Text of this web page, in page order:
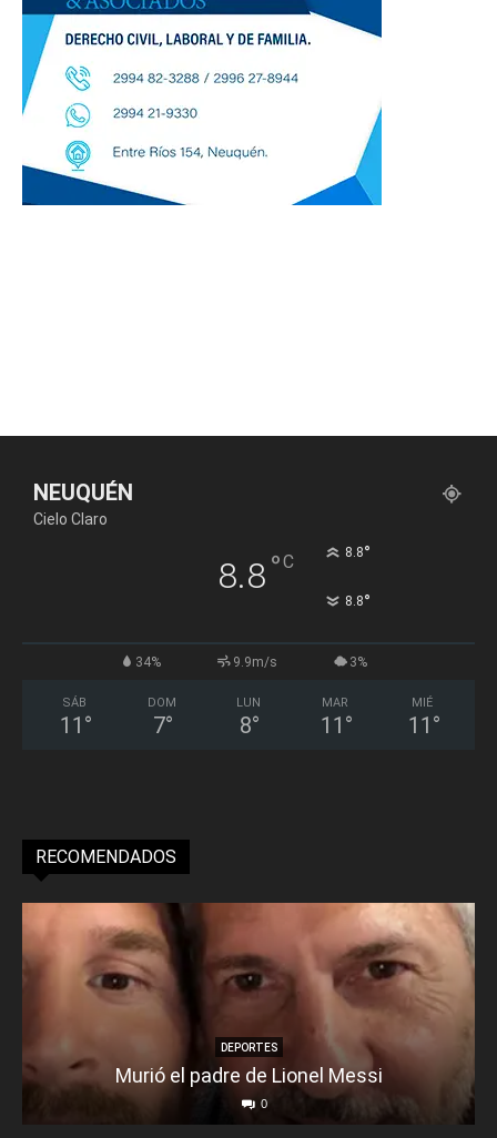
NEUQUÉN
Cielo Claro
8.8°C 8.8°
8.8°
34% 9.9m/s 3%
SÁB
11 °
DOM
7°
LUN
8°
MAR
11 °
MIÉ
11 °
RECOMENDADOS
DEPORTES
Murió el padre de Lionel Messi
0